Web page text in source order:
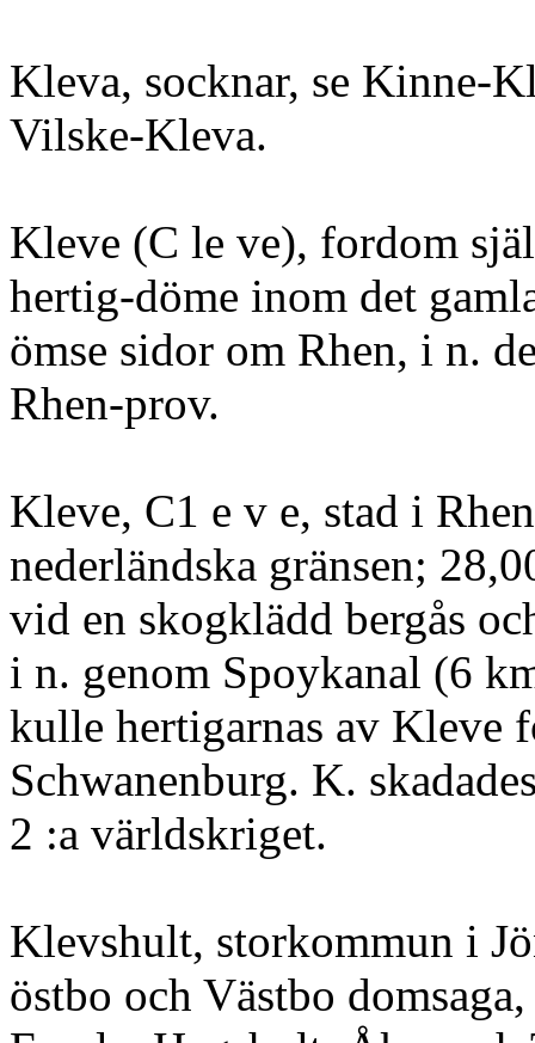
Kleva, socknar, se Kinne-
Vilske-Kleva.
Kleve (C le ve), fordom
hertig-döme inom det
ömse sidor om Rhen, i n.
Rhen-prov.
Kleve, C1 e v e, stad i
nederländska gränsen;
vid en skogklädd bergås
i n. genom Spoykanal (6
kulle hertigarnas av Kleve
Schwanenburg. K.
2 :a världskriget.
Klevshult, storkommun i
östbo och Västbo